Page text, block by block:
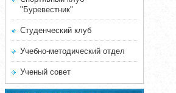
"Буревестник"
Студенческий клуб
Учебно-методический отдел
Ученый совет